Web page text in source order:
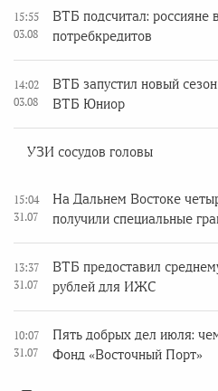
15:55
03.08
ВТБ подсчитал: россияне
потребкредитов
14:02
03.08
ВТБ запустил новый
ВТБ Юниор
УЗИ сосудов головы
15:04
31.07
На Дальнем Востоке
получили специальные
13:37
31.07
ВТБ предоставил
рублей для ИЖС
10:07
31.07
Пять добрых дел июля:
Фонд «Восточный Порт»